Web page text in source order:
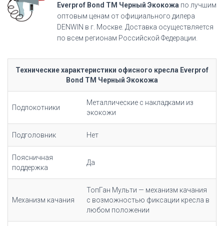
Everprof Bond TM Черный Экокожа по лучшим
оптовым ценам от официального дилера
DENWIN в г. Москве. Доставка осуществляется
по всем регионам Российской Федерации.
Технические характеристики офисного кресла Everprof
Bond TM Черный Экокожа
Подлокотники
Металлические с накладками из
экокожи
Подголовник Нет
Поясничная
поддержка
Да
Механизм качания
ТопГан Мульти — механизм качания
с возможностью фиксации кресла в
любом положении